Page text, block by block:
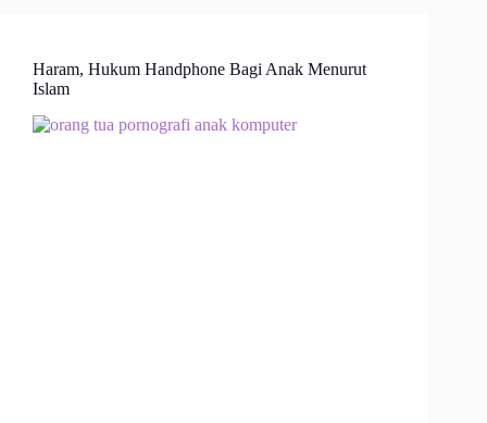
Haram, Hukum Handphone Bagi Anak Menurut
Islam